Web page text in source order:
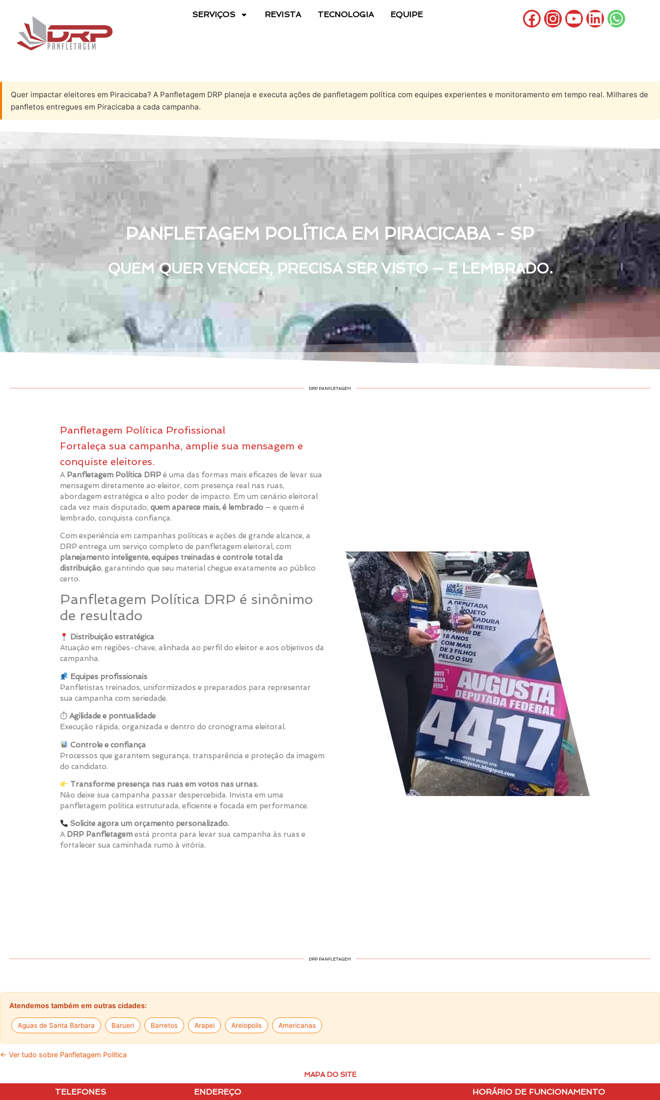
SERVIÇOS REVISTA TECNOLOGIA EQUIPE
Quer impactar eleitores em Piracicaba? A Panfletagem DRP planeja e executa ações de panfletagem política com equipes experientes e monitoramento em tempo real. Milhares de
panfletos entregues em Piracicaba a cada campanha.
PANFLETAGEM POLÍTICA EM PIRACICABA - SP
QUEM QUER VENCER, PRECISA SER VISTO — E LEMBRADO.
DRP PANFLETAGEM
Panfletagem Política Profissional
Fortaleça sua campanha, amplie sua mensagem e
conquiste eleitores.
A Panfletagem Política DRP é uma das formas mais eficazes de levar sua
mensagem diretamente ao eleitor, com presença real nas ruas,
abordagem estratégica e alto poder de impacto. Em um cenário eleitoral
cada vez mais disputado, quem aparece mais, é lembrado — e quem é
lembrado, conquista confiança.
Com experiência em campanhas políticas e ações de grande alcance, a
DRP entrega um serviço completo de panfletagem eleitoral, com
planejamento inteligente, equipes treinadas e controle total da
distribuição, garantindo que seu material chegue exatamente ao público
certo.
Panfletagem Política DRP é sinônimo
de resultado
Distribuição estratégica
Atuação em regiões-chave, alinhada ao perfil do eleitor e aos objetivos da
campanha.
Equipes profissionais
Panfletistas treinados, uniformizados e preparados para representar
sua campanha com seriedade.
⏱ Agilidade e pontualidade
Execução rápida, organizada e dentro do cronograma eleitoral.
Controle e confiança
Processos que garantem segurança, transparência e proteção da imagem
do candidato.
Transforme presença nas ruas em votos nas urnas.
Não deixe sua campanha passar despercebida. Invista em uma
panfletagem política estruturada, eficiente e focada em performance.
Solicite agora um orçamento personalizado.
A DRP Panfletagem está pronta para levar sua campanha às ruas e
fortalecer sua caminhada rumo à vitória.
DRP PANFLETAGEM
Atendemos também em outras cidades:
Aguas de Santa Barbara Barueri Barretos Arapei Areiopolis Americanas
← Ver tudo sobre Panfletagem Política
MAPA DO SITE
TELEFONES ENDEREÇO HORÁRIO DE FUNCIONAMENTO